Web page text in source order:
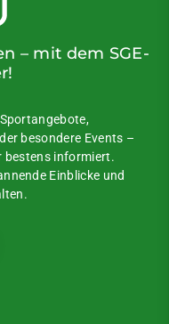
– mit dem SGE-
besondere Events –
bestens informiert.
Einblicke und